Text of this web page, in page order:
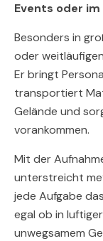
Events oder
Besonders in
oder
Er bringt
transportiert
Gelände und
vorankommen.
Mit der
unterstreicht
jede Aufgabe
egal ob in
unwegsamem